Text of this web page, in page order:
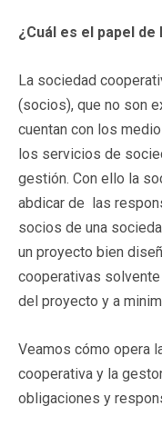
¿Cuál es el papel
La sociedad
(socios), que no son
cuentan con los
los servicios de
gestión. Con ello la
abdicar de las
socios de una
un proyecto bien
cooperativas
del proyecto y a
Veamos cómo opera
cooperativa y la
obligaciones y